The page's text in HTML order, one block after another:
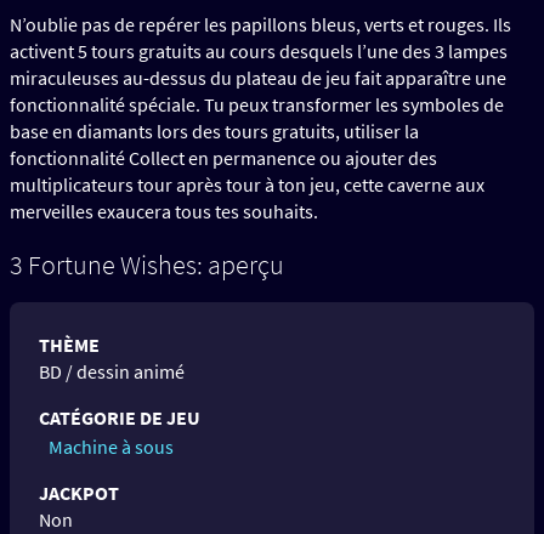
N’oublie pas de repérer les papillons bleus, verts et rouges. Ils
activent 5 tours gratuits au cours desquels l’une des 3 lampes
miraculeuses au-dessus du plateau de jeu fait apparaître une
fonctionnalité spéciale. Tu peux transformer les symboles de
base en diamants lors des tours gratuits, utiliser la
fonctionnalité Collect en permanence ou ajouter des
multiplicateurs tour après tour à ton jeu, cette caverne aux
merveilles exaucera tous tes souhaits.
3 Fortune Wishes: aperçu
THÈME
BD / dessin animé
CATÉGORIE DE JEU
Machine à sous
JACKPOT
Non